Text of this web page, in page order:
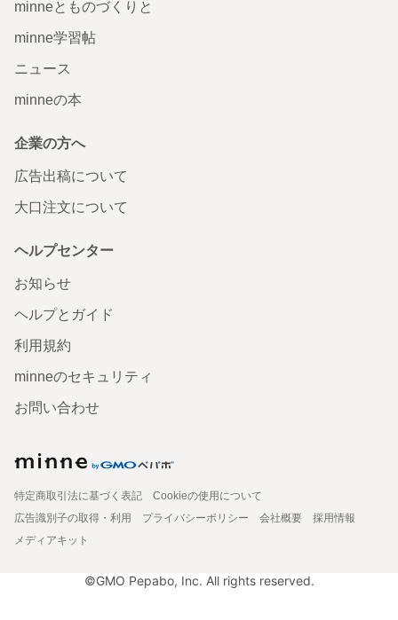
minneとものづくりと
minne学習帖
ニュース
minneの本
企業の方へ
広告出稿について
大口注文について
ヘルプセンター
お知らせ
ヘルプとガイド
利用規約
minneのセキュリティ
お問い合わせ
特定商取引法に基づく表記
Cookieの使用について
広告識別子の取得・利用
プライバシーポリシー 会社概要
採用情報
メディアキット
©GMO Pepabo, Inc. All rights reserved.